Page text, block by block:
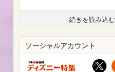
続きを読み込む
ソーシャルアカウント
X